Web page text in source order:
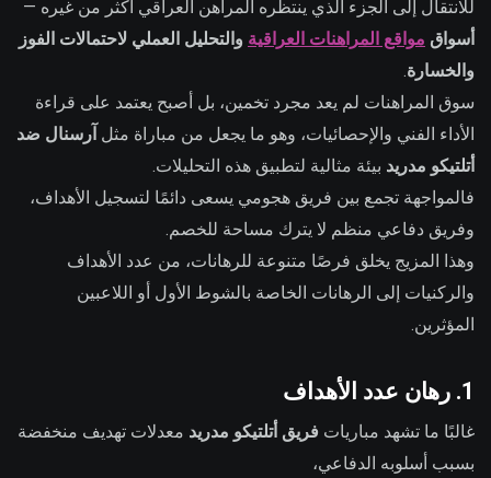
للانتقال إلى الجزء الذي ينتظره المراهن العراقي أكثر من غيره —
أسواق مواقع المراهنات العراقية والتحليل العملي لاحتمالات الفوز
والخسارة.
سوق المراهنات لم يعد مجرد تخمين، بل أصبح يعتمد على قراءة
الأداء الفني والإحصائيات، وهو ما يجعل من مباراة مثل آرسنال ضد
أتلتيكو مدريد بيئة مثالية لتطبيق هذه التحليلات.
فالمواجهة تجمع بين فريق هجومي يسعى دائمًا لتسجيل الأهداف،
وفريق دفاعي منظم لا يترك مساحة للخصم.
وهذا المزيج يخلق فرصًا متنوعة للرهانات، من عدد الأهداف
والركنيات إلى الرهانات الخاصة بالشوط الأول أو اللاعبين
المؤثرين.
1. رهان عدد الأهداف
غالبًا ما تشهد مباريات فريق أتلتيكو مدريد معدلات تهديف منخفضة
بسبب أسلوبه الدفاعي،